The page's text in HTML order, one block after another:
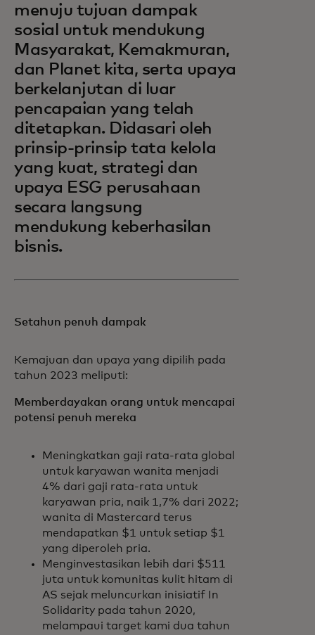
menuju tujuan dampak
sosial untuk mendukung
Masyarakat, Kemakmuran,
dan Planet kita, serta upaya
berkelanjutan di luar
pencapaian yang telah
ditetapkan. Didasari oleh
prinsip-prinsip tata kelola
yang kuat, strategi dan
upaya ESG perusahaan
secara langsung
mendukung keberhasilan
bisnis.
Setahun penuh dampak
Kemajuan dan upaya yang dipilih pada
tahun 2023 meliputi:
Memberdayakan orang untuk mencapai
potensi penuh mereka
Meningkatkan gaji rata-rata global
untuk karyawan wanita menjadi
4% dari gaji rata-rata untuk
karyawan pria, naik 1,7% dari 2022;
wanita di Mastercard terus
mendapatkan $1 untuk setiap $1
yang diperoleh pria.
Menginvestasikan lebih dari $511
juta untuk komunitas kulit hitam di
AS sejak meluncurkan inisiatif In
Solidarity pada tahun 2020,
melampaui target kami dua tahun